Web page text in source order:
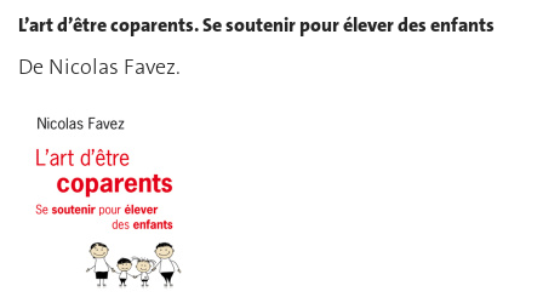
L’art d’être coparents. Se soutenir pour élever des enfants
De Nicolas Favez.